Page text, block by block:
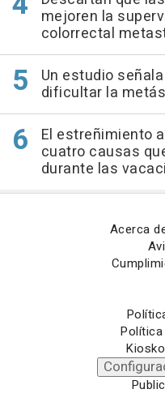
mejoren la
colorrectal
Un estudio
dificultar la
El estreñimiento
cuatro causas
durante las
Acerca